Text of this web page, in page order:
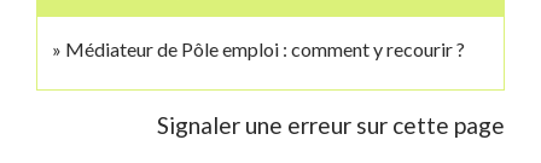
Médiateur de Pôle emploi : comment y recourir ?
Signaler une erreur sur cette page